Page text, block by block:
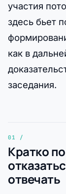
участия
здесь бьет
как в
заседания.
Кратко
отвечать